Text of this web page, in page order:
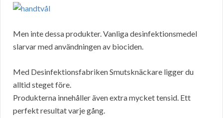
Men inte dessa produkter. Vanliga desinfektionsmedel
slarvar med användningen av biociden.
Med Desinfektionsfabriken Smutsknäckare ligger du
alltid steget före.
Produkterna innehåller även extra mycket tensid. Ett
perfekt resultat varje gång.